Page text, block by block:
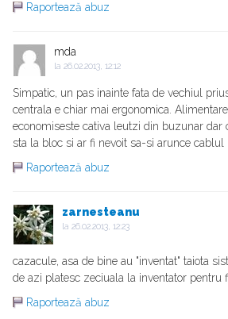
Raportează abuz
mda
la 26.02.2013, 12:12
Simpatic, un pas inainte fata de vechiul
centrala e chiar mai ergonomica.
economiseste cativa leutzi din buzunar dar
sta la bloc si ar fi nevoit sa-si arunce cablul
Raportează abuz
zarnesteanu
la 26.02.2013, 12:23
cazacule, asa de bine au "inventat" taiota
de azi platesc zeciuala la inventator pentru
Raportează abuz